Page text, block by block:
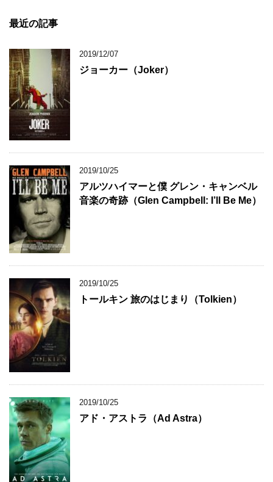
最近の記事
2019/12/07
ジョーカー（Joker）
2019/10/25
アルツハイマーと僕 グレン・キャンベル
音楽の奇跡（Glen Campbell: I’ll Be Me）
2019/10/25
トールキン 旅のはじまり（Tolkien）
2019/10/25
アド・アストラ（Ad Astra）